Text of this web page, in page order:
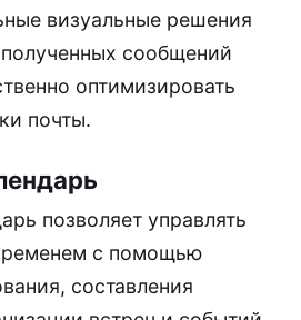
визуальные решения
сообщений
оптимизировать
почты.
позволяет управлять
с помощью
составления